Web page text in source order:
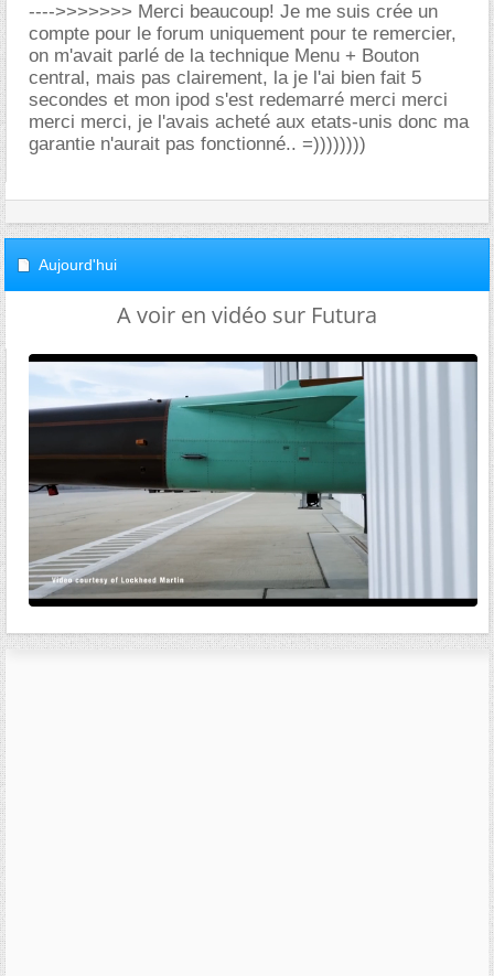
---->>>>>>> Merci beaucoup! Je me suis crée un
compte pour le forum uniquement pour te remercier,
on m'avait parlé de la technique Menu + Bouton
central, mais pas clairement, la je l'ai bien fait 5
secondes et mon ipod s'est redemarré merci merci
merci merci, je l'avais acheté aux etats-unis donc ma
garantie n'aurait pas fonctionné.. =))))))))
Aujourd'hui
A voir en vidéo sur Futura